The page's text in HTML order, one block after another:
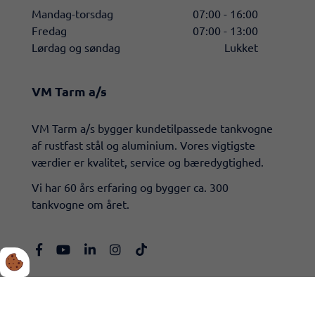
Mandag-torsdag
07:00 - 16:00
Fredag
07:00 - 13:00
Lørdag og søndag
Lukket
VM Tarm a/s
​VM Tarm a/s bygger kundetilpassede tankvogne
af rustfast stål og aluminium. Vores vigtigste
værdier er kvalitet, service og bæredygtighed.
Vi har 60 års erfaring og bygger ca. 300
tankvogne om året.